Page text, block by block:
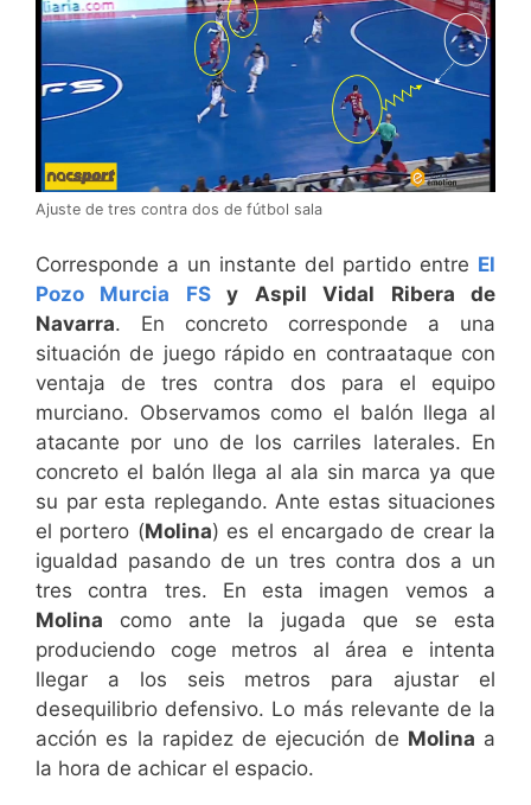
Ajuste de tres contra dos de fútbol sala
Corresponde a un instante del partido entre El
Pozo Murcia FSy Aspil Vidal Ribera de
Navarra. En concreto corresponde a una
situación de juego rápido en contraataque con
ventaja de tres contra dos para el equipo
murciano. Observamos como el balón llega al
atacante por uno de los carriles laterales. En
concreto el balón llega al ala sin marca ya que
su par esta replegando. Ante estas situaciones
el portero (Molina) es el encargado de crear la
igualdad pasando de un tres contra dos a un
tres contra tres. En esta imagen vemos a
Molina como ante la jugada que se esta
produciendo coge metros al área e intenta
llegar a los seis metros para ajustar el
desequilibrio defensivo. Lo más relevante de la
acción es la rapidez de ejecución de Molina a
la hora de achicar el espacio.